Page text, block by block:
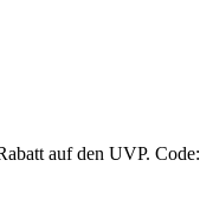
auf den UVP. Code: